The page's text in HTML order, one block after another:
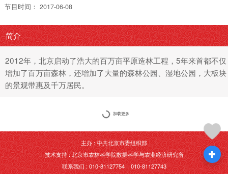
节目时间： 2017-06-08
简介
2012年，北京启动了浩大的百万亩平原造林工程，5年来首都不仅
增加了百万亩森林，还增加了大量的森林公园、湿地公园，大板块
的景观带惠及千万居民。
加载更多
主办 : 中共北京市委组织部
技术支持 : 北京市农林科学院数据科学与农业经济研究所
联系我们 : 010-81127754 010-81127743